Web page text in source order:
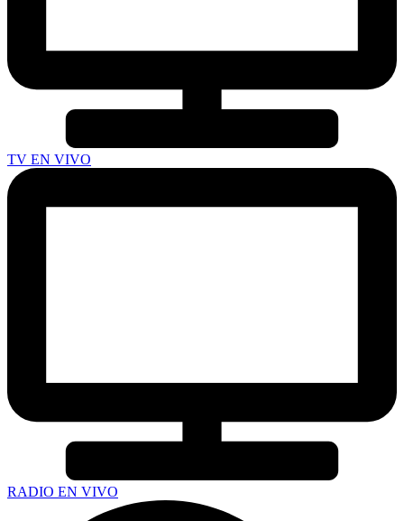
TV EN VIVO
RADIO EN VIVO